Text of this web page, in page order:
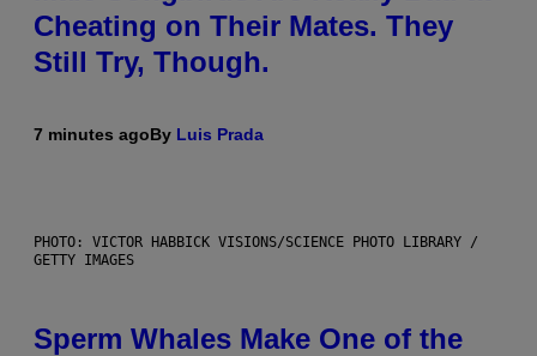
Cheating on Their Mates. They
Still Try, Though.
7 minutes agoBy Luis Prada
PHOTO: VICTOR HABBICK VISIONS/SCIENCE PHOTO LIBRARY /
GETTY IMAGES
Sperm Whales Make One of the